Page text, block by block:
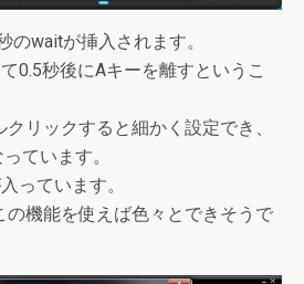
のwaitが挿入されます。
0.5秒後にAキーを離すというこ
リックすると細かく設定でき、
ています。
っています。
の機能を使えば色々とできそうで